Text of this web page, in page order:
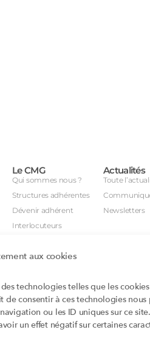
aux cookies
technologies telles que les
consentir à ces technologies
ou les ID uniques sur ce
un effet négatif sur certaines
Le CMG
Qui sommes nous ?
Structures adhérentes
Dévenir adhérent
Interlocuteurs
Groupes de travail
Agenda des instances
DPC
CSI
Orientations prioritaires
Actualités
Toute
Newsletters